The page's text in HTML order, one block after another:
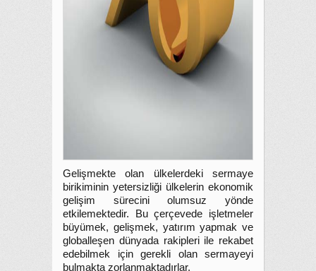
Gelişmekte olan ülkelerdeki sermaye
birikiminin yetersizliği ülkelerin ekonomik
gelişim sürecini olumsuz yönde
etkilemektedir. Bu çerçevede işletmeler
büyümek, gelişmek, yatırım yapmak ve
globalleşen dünyada rakipleri ile rekabet
edebilmek için gerekli olan sermayeyi
bulmakta zorlanmaktadırlar.